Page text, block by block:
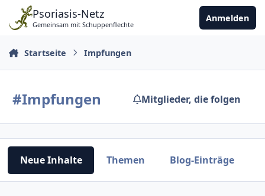
Zu Inhalt springen
Psoriasis-Netz
Gemeinsam mit Schuppenflechte
Anmelden
Startseite Impfungen
#Impfungen Mitglieder, die folgen
Neue Inhalte Themen Blog-Einträge